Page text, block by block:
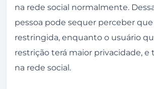
na rede social normalmente.
pessoa pode sequer perceber
restringida, enquanto o usuário
restrição terá maior privacidade, e
na rede social.